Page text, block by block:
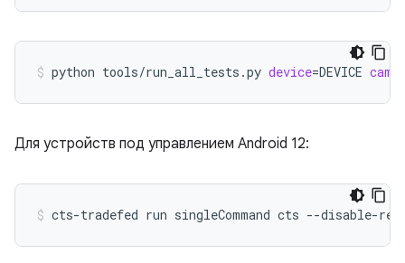
python tools/run_all_tests.py device=DEVICE
Для устройств под управлением Android 12:
cts-tradefed run singleCommand cts --disable-